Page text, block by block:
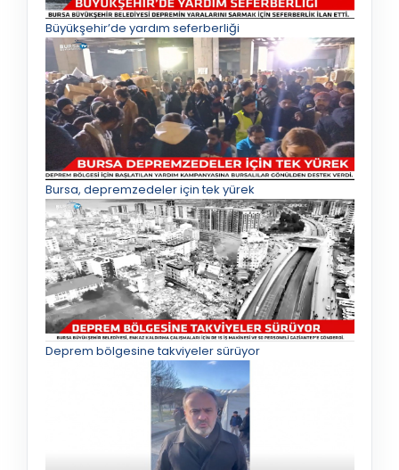
Büyükşehir’de yardım seferberliği
Bursa, depremzedeler için tek yürek
Deprem bölgesine takviyeler sürüyor